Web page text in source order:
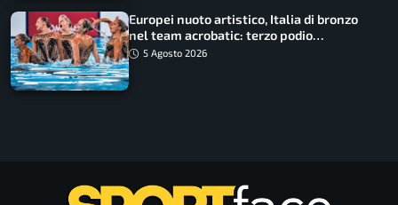
Europei nuoto artistico, Italia di bronzo
nel team acrobatic: terzo podio
consecutivo
5 Agosto 2026